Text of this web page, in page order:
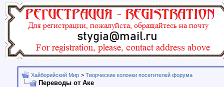
Хайборийский Мир > Творческие колонки посетителей форума
Переводы от Аке